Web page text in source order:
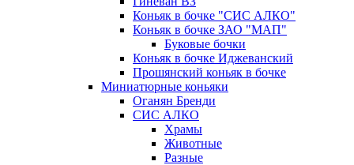
Коньяк в бочке "СИС АЛКО"
Коньяк в бочке ЗАО "МАП"
Буковые бочки
Коньяк в бочке Иджеванский
Прошянский коньяк в бочке
Миниатюрные коньяки
Оганян Бренди
СИС АЛКО
Храмы
Животные
Разные